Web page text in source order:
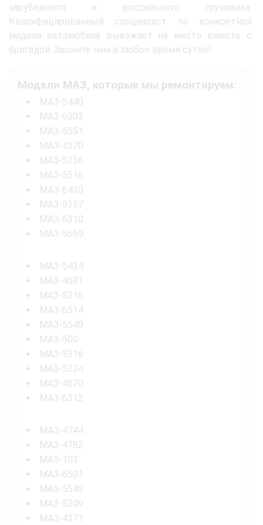
зарубежного и российского грузовика.
Квалифицированный специалист по конкретной
модели автомобиля выезжает на место вместе с
бригадой. Звоните нам в любое время суток!
Модели МАЗ, которые мы ремонтируем:
МАЗ-5440
МАЗ-6303
МАЗ-5551
МАЗ-4370
МАЗ-5336
МАЗ-5516
МАЗ-6430
МАЗ-5337
МАЗ-6310
МАЗ-5659
МАЗ-5434
МАЗ-4581
МАЗ-5316
МАЗ-6514
МАЗ-5549
МАЗ-500
МАЗ-5316
МАЗ-5334
МАЗ-4570
МАЗ-6312
МАЗ-4744
МАЗ-4782
МАЗ-103
МАЗ-6501
МАЗ-5549
МАЗ-5309
МАЗ-4371